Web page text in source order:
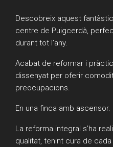
Descobreix aquest
centre de Puigcerdà,
durant tot l’any.
Acabat de reformar i
dissenyat per oferir
preocupacions.
En una finca amb ascensor.
La reforma integral s’ha
qualitat, tenint cura de